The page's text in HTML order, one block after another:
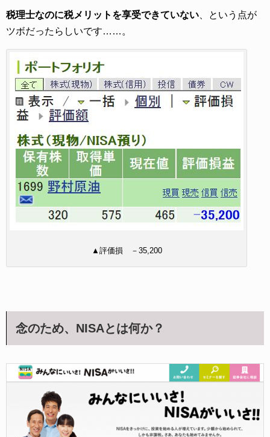
税理士なのに税メリットを享受できていない 、という点が
ツボだったらしいです……。
▲評価損 －35,200
念のため、NISAとは何か？